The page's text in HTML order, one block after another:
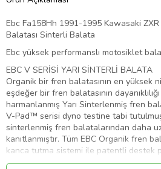
Ebc Fa158Hh 1991-1995 Kawasaki
Balatası Sinterli Balata
Ebc yüksek performanslı motosiklet
EBC V SERİSİ YARI SİNTERLİ BALATA
Organik bir fren balatasının en yüksek
eşdeğer bir fren balatasının
harmanlanmış Yarı Sinterlenmiş fren
V-Pad™ serisi dyno testine tabi
sinterlenmiş fren balatalarından daha
kanıtlanmıştır. Tüm EBC Organik fren
kanca tutma sistemi ile patentli destek
korozyon veya uzun süreli kullanımda